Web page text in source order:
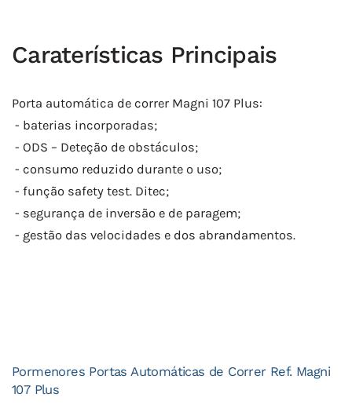
Caraterísticas Principais
Porta automática de correr Magni 107 Plus:
- baterias incorporadas;
- ODS – Deteção de obstáculos;
- consumo reduzido durante o uso;
- função safety test. Ditec;
- segurança de inversão e de paragem;
- gestão das velocidades e dos abrandamentos.
Pormenores Portas Automáticas de Correr Ref. Magni
107 Plus